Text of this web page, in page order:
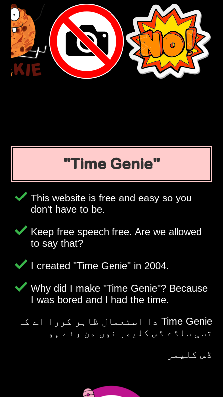
Time Genie
This website is free and easy so you
don't have to be.
Keep free speech free. Are we allowed
to say that?
I created Time Genie in 2004.
Why did I make Time Genie ? Because
I was bored and I had the time.
Time Genie دا استعمال ظاہر کررا اے کہ
تسی ساڈے ڈس کلیمر نوں من رئے ہو
ڈس کلیمر